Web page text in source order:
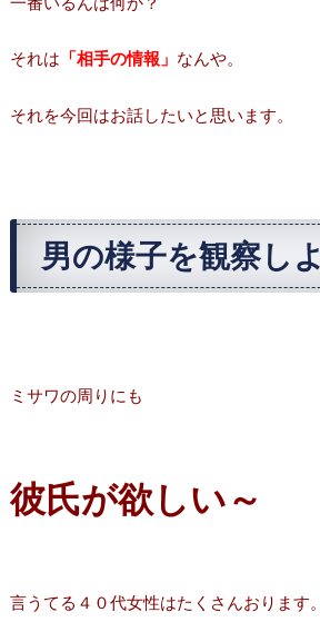
それは 「相手の情報」 なんや。
それを今回はお話したいと思います。
男の様子を観察しよ
ミサワの周りにも
彼氏が欲しい～
言うてる４０代女性はたくさんおります。